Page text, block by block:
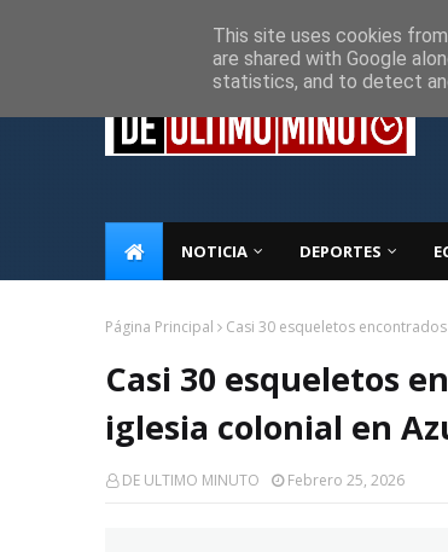
NOTICIA DEPORTES
Página Principal Casi 30 esqueletos
Casi 30 esqueletos
iglesia colonial en
DE ULTIMO MINUTO Febrero 25, 2026
This site uses cookies
are shared with Google
statistics, and to detect